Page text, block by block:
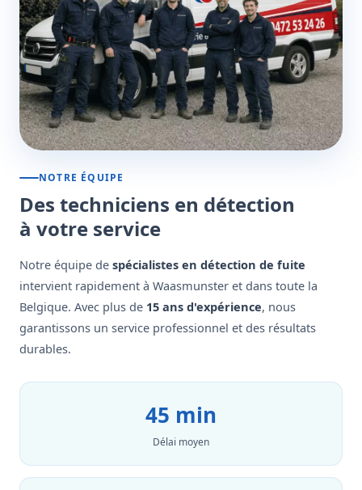
NOTRE ÉQUIPE
Des techniciens en détection
à votre service
Notre équipe de spécialistes en détection de fuite
intervient rapidement à Waasmunster et dans toute la
Belgique. Avec plus de 15 ans d'expérience, nous
garantissons un service professionnel et des résultats
durables.
45 min
Délai moyen